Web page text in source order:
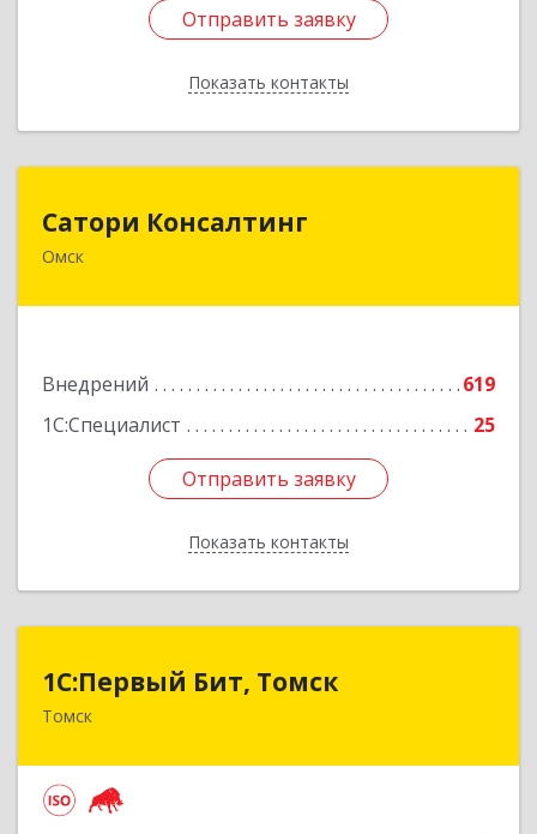
Отправить заявку
Показать контакты
Отправить заявку
Назад
Сатори Консалтинг
Омск
Внедрений
619
1С:Специалист
25
Отправить заявку
Показать контакты
644070, Омская обл, Омск г, Лермонтова ул,
Отправить заявку
Назад
1С:Первый Бит, Томск
Томск634041, Томская обл, Томск г, Кирова пр-кт,